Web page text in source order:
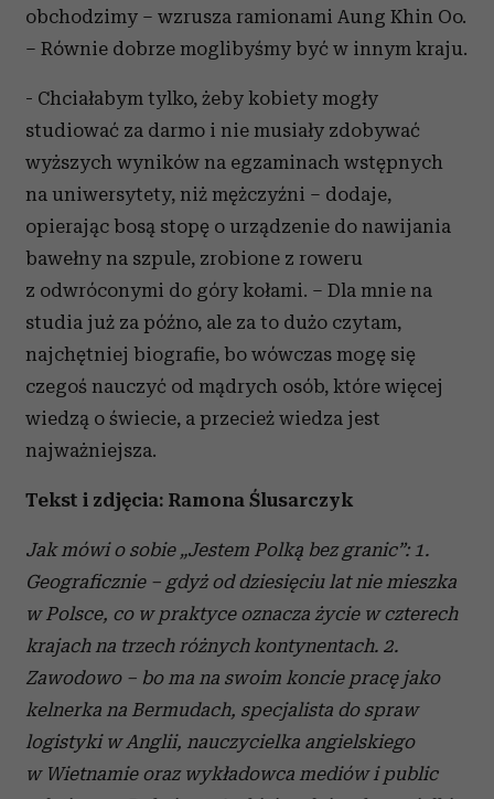
obchodzimy – wzrusza ramionami Aung Khin Oo.
– Równie dobrze moglibyśmy być w innym kraju.
- Chciałabym tylko, żeby kobiety mogły
studiować za darmo i nie musiały zdobywać
wyższych wyników na egzaminach wstępnych
na uniwersytety, niż mężczyźni – dodaje,
opierając bosą stopę o urządzenie do nawijania
bawełny na szpule, zrobione z roweru
z odwróconymi do góry kołami. – Dla mnie na
studia już za późno, ale za to dużo czytam,
najchętniej biografie, bo wówczas mogę się
czegoś nauczyć od mądrych osób, które więcej
wiedzą o świecie, a przecież wiedza jest
najważniejsza.
Tekst i zdjęcia: Ramona Ślusarczyk
Jak mówi o sobie „Jestem Polką bez granic”: 1.
Geograficznie – gdyż od dziesięciu lat nie mieszka
w Polsce, co w praktyce oznacza życie w czterech
krajach na trzech różnych kontynentach. 2.
Zawodowo – bo ma na swoim koncie pracę jako
kelnerka na Bermudach, specjalista do spraw
logistyki w Anglii, nauczycielka angielskiego
w Wietnamie oraz wykładowca mediów i public